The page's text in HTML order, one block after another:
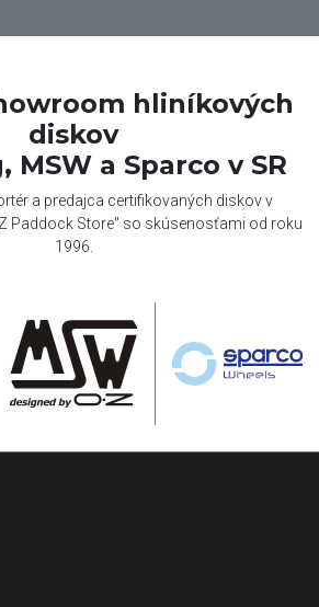
hliníkových
diskov
MSW a Sparco v SR
a predajca certifikovaných diskov v
Paddock Store" so skúsenosťami od roku
1996.